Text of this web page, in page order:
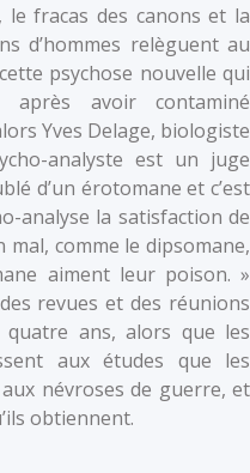
fracas des canons et la
d’hommes relèguent au
psychose nouvelle qui
après avoir contaminé
Yves Delage, biologiste
analyste est un juge
d’un érotomane et c’est
analyse la satisfaction de
mal, comme le dipsomane,
aiment leur poison. »
revues et des réunions
quatre ans, alors que les
aux études que les
névroses de guerre, et
obtiennent.